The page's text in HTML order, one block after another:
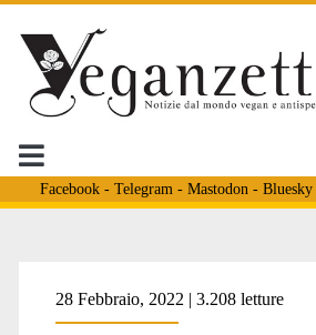
Facebook- Telegram - Mastodon - Bluesky
Tag:
28 Febbraio, 2022 | 3.208 letture